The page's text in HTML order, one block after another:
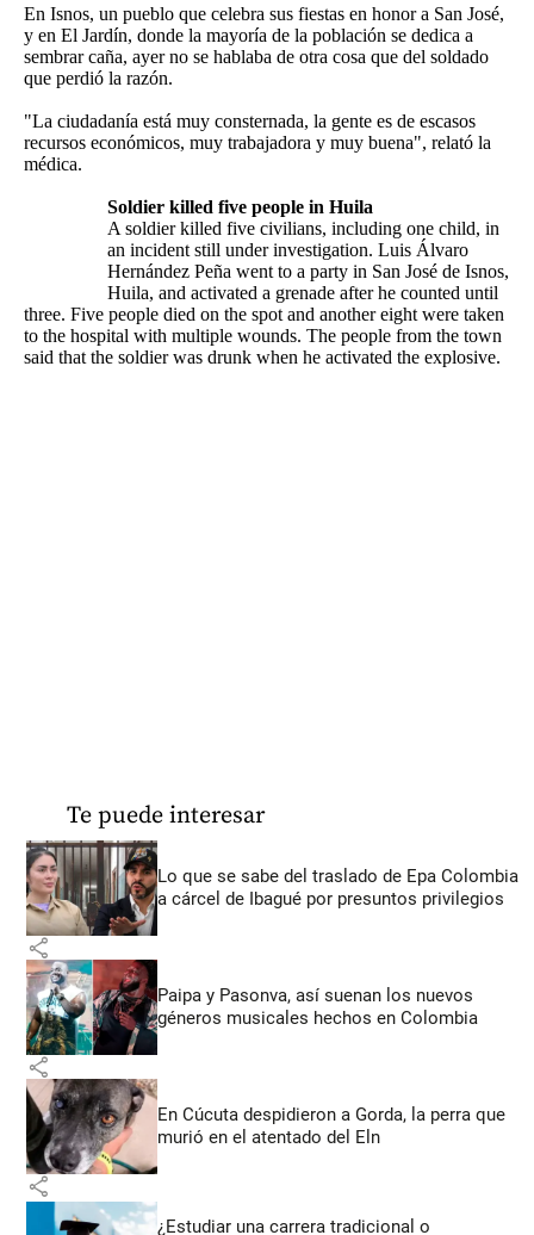
En Isnos, un pueblo que celebra sus fiestas en honor a San José,
y en El Jardín, donde la mayoría de la población se dedica a
sembrar caña, ayer no se hablaba de otra cosa que del soldado
que perdió la razón.
"La ciudadanía está muy consternada, la gente es de escasos
recursos económicos, muy trabajadora y muy buena", relató la
médica.
Soldier killed five people in Huila
A soldier killed five civilians, including one child, in
an incident still under investigation. Luis Álvaro
Hernández Peña went to a party in San José de Isnos,
Huila, and activated a grenade after he counted until
three. Five people died on the spot and another eight were taken
to the hospital with multiple wounds. The people from the town
said that the soldier was drunk when he activated the explosive.
Te puede interesar
Lo que se sabe del traslado de Epa Colombia
a cárcel de Ibagué por presuntos privilegios
share
Paipa y Pasonva, así suenan los nuevos
géneros musicales hechos en Colombia
share
En Cúcuta despidieron a Gorda, la perra que
murió en el atentado del Eln
share
¿Estudiar una carrera tradicional o